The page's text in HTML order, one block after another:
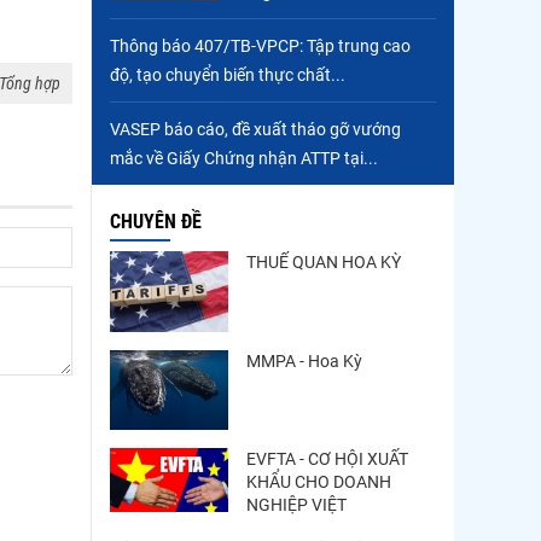
hợp
Thông báo 407/TB-VPCP: Tập trung cao
độ, tạo chuyển biến thực chất...
VASEP báo cáo, đề xuất tháo gỡ vướng
mắc về Giấy Chứng nhận ATTP tại...
CHUYÊN ĐỀ
THUẾ QUAN HOA KỲ
MMPA - Hoa Kỳ
EVFTA - CƠ HỘI XUẤT
KHẨU CHO DOANH
NGHIỆP VIỆT